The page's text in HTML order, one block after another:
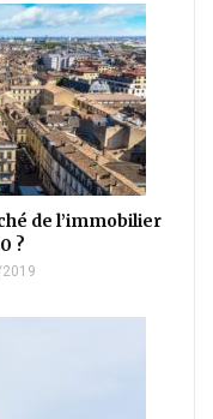
de l’immobilier
?